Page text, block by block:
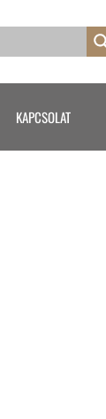
KAPCSOLAT